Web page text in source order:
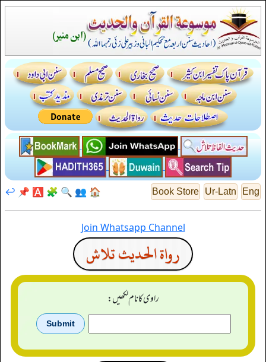
Eng
Ur-Latn
Book Store
🏠
👥
🔍
🧩
🅰️
📌
↩️
Join Whatsapp Channel
رواة الحديث تلاش
راوی کا نام لکھیں: